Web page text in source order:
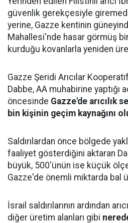
güvenlik gerekçesiyle
yerine, Gazze kentinin
Mahallesi'nde hasar görmüş bir
kurduğu kovanlarla yeniden
Gazze Şeridi Arıcılar
Dabbe, AA muhabirine yaptığı
öncesinde Gazze'de arıcılık
bin kişinin geçim kaynağını
Saldırılardan önce bölgede
faaliyet gösterdiğini aktaran
büyük, 500'ünün ise küçük
Gazze'de önemli miktarda bal
İsrail saldırılarının ardından
diğer üretim alanları gibi